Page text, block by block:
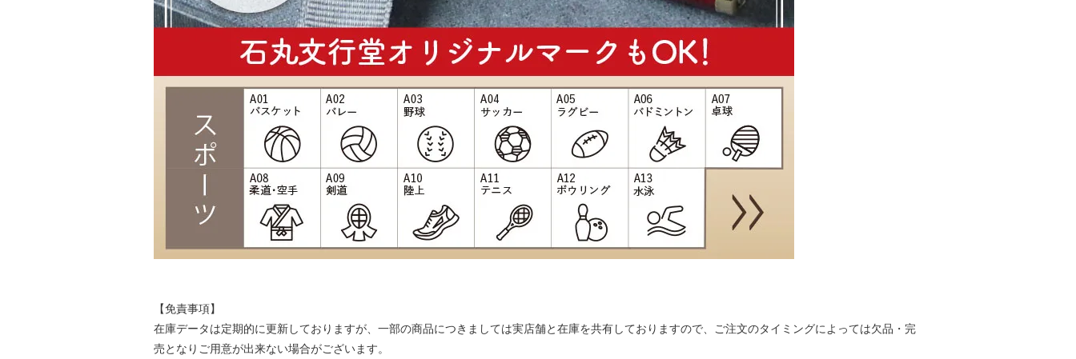
【免責事項】
在庫データは定期的に更新しておりますが、一部の商品につきましては実店舗と在庫を共有しておりますので、ご注文のタイミングによっては欠品・完
売となりご用意が出来ない場合がございます。